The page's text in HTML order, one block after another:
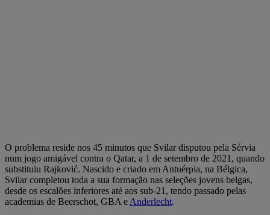
O problema reside nos 45 minutos que Svilar disputou pela Sérvia
num jogo amigável contra o Qatar, a 1 de setembro de 2021, quando
substituiu Rajković. Nascido e criado em Antuérpia, na Bélgica,
Svilar completou toda a sua formação nas seleções jovens belgas,
desde os escalões inferiores até aos sub-21, tendo passado pelas
academias de Beerschot, GBA e Anderlecht.